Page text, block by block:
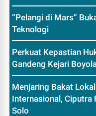
“Pelangi di Mars”
Teknologi
Perkuat Kepastian
Gandeng Kejari
Menjaring Bakat
Internasional, Ciputra
Solo